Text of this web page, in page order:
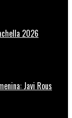
2026
Javi Rous